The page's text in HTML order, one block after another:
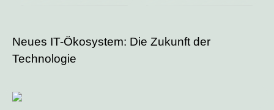
Neues IT-Ökosystem: Die Zukunft der
Technologie